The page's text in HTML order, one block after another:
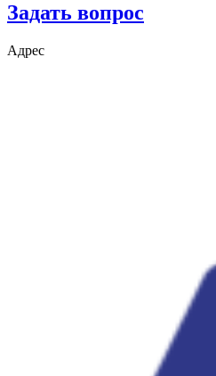
Задать вопрос
Адрес